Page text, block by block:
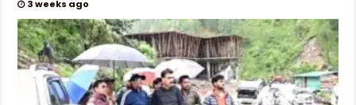
3 weeks ago